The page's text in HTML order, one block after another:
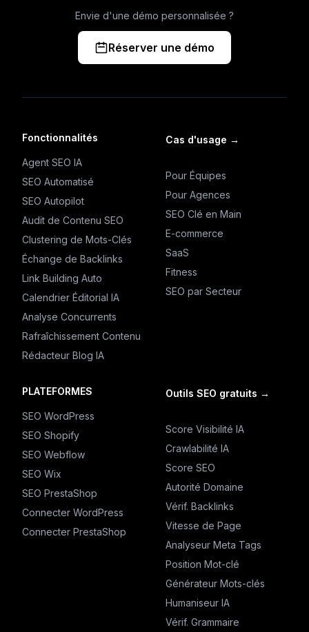
Envie d'une démo personnalisée ?
Réserver une démo
Fonctionnalités
Agent SEO IA
SEO Automatisé
SEO Autopilot
Audit de Contenu SEO
Clustering de Mots-Clés
Échange de Backlinks
Link Building Auto
Calendrier Éditorial IA
Analyse Concurrents
Rafraîchissement Contenu
Rédacteur Blog IA
Cas d'usage →
Pour Équipes
Pour Agences
SEO Clé en Main
E-commerce
SaaS
Fitness
SEO par Secteur
PLATEFORMES
SEO WordPress
SEO Shopify
SEO Webflow
SEO Wix
SEO PrestaShop
Connecter WordPress
Connecter PrestaShop
Outils SEO gratuits →
Score Visibilité IA
Crawlabilité IA
Score SEO
Autorité Domaine
Vérif. Backlinks
Vitesse de Page
Analyseur Meta Tags
Position Mot-clé
Générateur Mots-clés
Humaniseur IA
Vérif. Grammaire